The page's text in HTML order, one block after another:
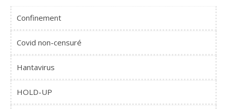
Confinement
Covid non-censuré
Hantavirus
HOLD-UP